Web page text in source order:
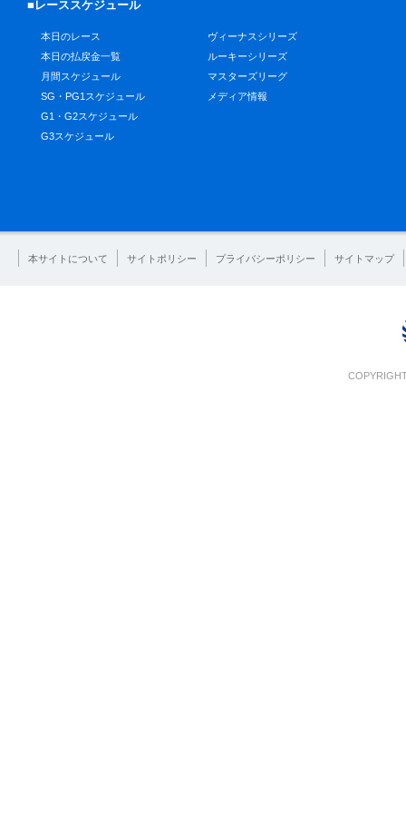
■レーススケジュール
本日のレース
本日の払戻金一覧
月間スケジュール
SG・PG1スケジュール
G1・G2スケジュール
G3スケジュール
ヴィーナスシリーズ
ルーキーシリーズ
マスターズリーグ
メディア情報
本サイトについて サイトポリシー プライバシーポリシー サイトマップ